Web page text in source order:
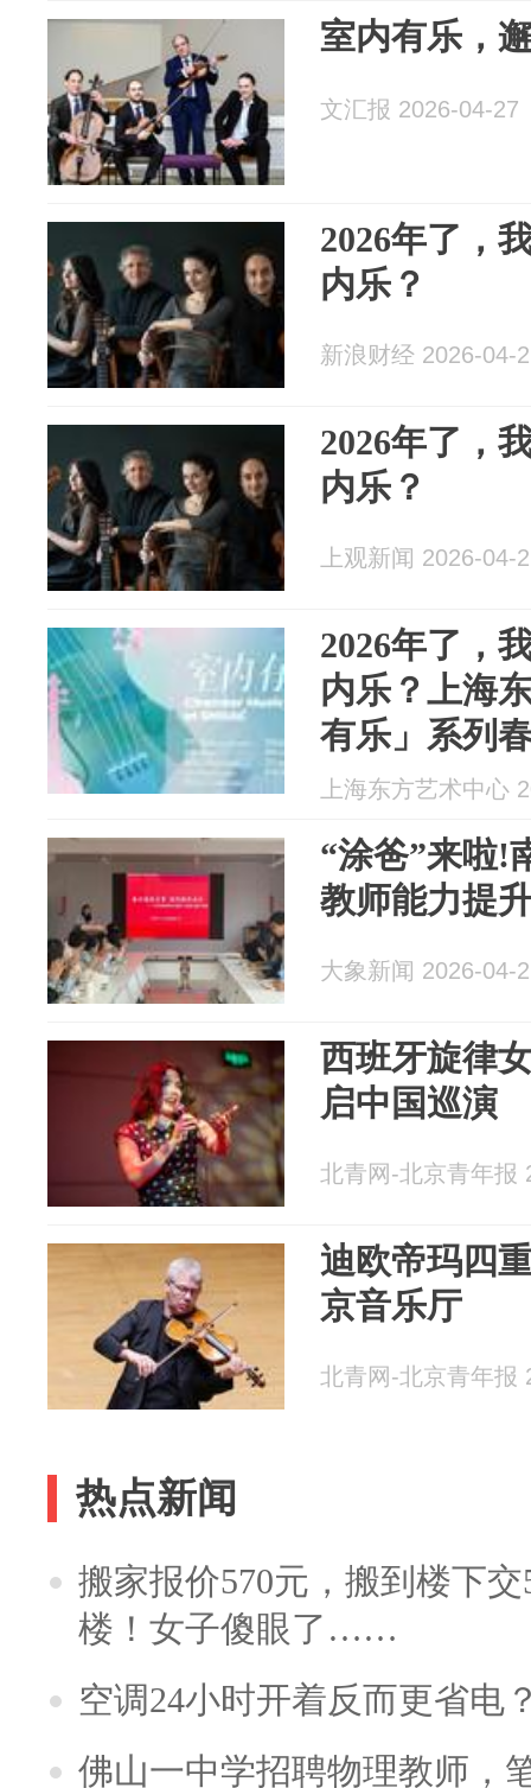
室内有乐，
文汇报 2026-04-27
2026年了，
内乐？
新浪财经 2026-04-
2026年了，
内乐？
上观新闻 2026-04-
2026年了，
内乐？上海
有乐」系列
上海东方艺术中心
“涂爸”来啦!
教师能力提
大象新闻 2026-04-
西班牙旋律
启中国巡演
北青网-北京青年报
迪欧帝玛四
京音乐厅
北青网-北京青年报
热点新闻
搬家报价570元，搬到楼下
楼！女子傻眼了……
空调24小时开着反而更省电
佛山一中学招聘物理教师，